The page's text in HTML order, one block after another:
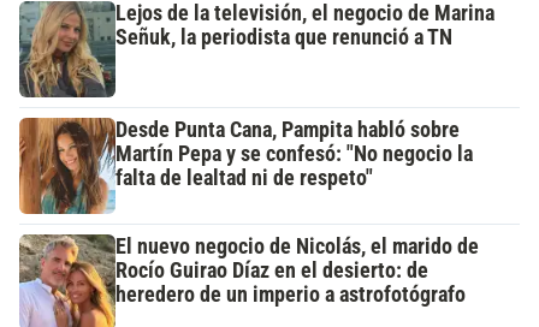
Lejos de la televisión, el negocio de Marina
Señuk, la periodista que renunció a TN
Desde Punta Cana, Pampita habló sobre
Martín Pepa y se confesó: "No negocio la
falta de lealtad ni de respeto"
El nuevo negocio de Nicolás, el marido de
Rocío Guirao Díaz en el desierto: de
heredero de un imperio a astrofotógrafo